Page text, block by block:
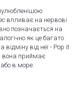
впливає на нервові
позначається на
як це багато
відміну від неї - Pop it
вона приймає
в море.